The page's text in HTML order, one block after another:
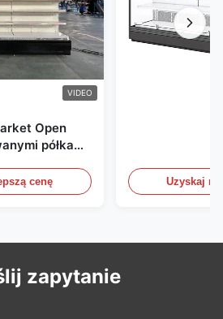
VIDEO
Open
półkami
cenę Uzyskaj
zapytanie